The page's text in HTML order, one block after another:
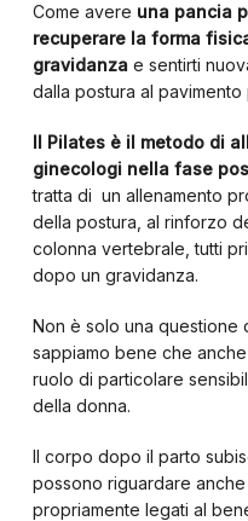
Come avere una pancia
recuperare la forma
gravidanza e sentirti
dalla postura al pavimento
Il Pilates è il metodo di
ginecologi nella fase
tratta di un allenamento
della postura, al rinforzo
colonna vertebrale, tutti
dopo un gravidanza.
Non è solo una questione
sappiamo bene che
ruolo di particolare
della donna.
Il corpo dopo il parto
possono riguardare
propriamente legati al